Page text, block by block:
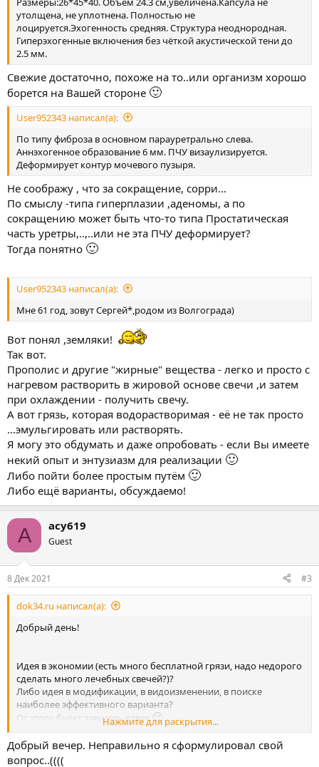
утолщена, не уплотнена. Полностью не
лоцируется.Эхогенность средняя. Структура неоднородная.
Гиперэхогенные включения без чёткой акустической тени до
2.5 мм.
Свежие достаточно, похоже на то..или организм хорошо
борется на Вашей стороне 🙂
User952343 написал(а):
По типу фиброза в основном парауретрально слева.
Аннэхогенное образование 6 мм. ПЧУ визаулизируется.
Деформирует контур мочевого пузыря.
Не соображу , что за сокращение, сорри...
По смыслу -типа гиперплазии ,аденомы, а по
сокращению может быть что-то типа Простатическая
часть уретры,..,..или не эта ПЧУ деформирует?
Тогда понятно 🙂
User952343 написал(а):
Мне 61 год, зовут Сергей*,родом из Волгограда)
Вот понял ,земляки!
Так вот.
Прополис и другие "жирные" вещества - легко и просто с
нагревом растворить в жировой основе свечи ,и затем
при охлаждении - получить свечу.
А вот грязь, которая водорастворимая - её не так просто
...эмульгировать или растворять.
Я могу это обдумать и даже опробовать - если Вы имеете
некий опыт и энтузиазм для реализации 🙂
Либо пойти более простым путём 🙂
Либо ещё варианты, обсуждаемо!
А асу619
Guest
8 Дек 2021 #3
dok34.ru написал(а):
Добрый день!
Идея в экономии (есть много бесплатной грязи, надо недорого
сделать много лечебных свечей?)?
Либо идея в модификации, в видоизменении, в поиске
наиболее эффективного варианта?
От этого будет зависеть ответ🙂
Дело в том, что я такие свечи ,из грязи - никогда сам не делал
🙂
Но будучи немного химиком
Нажмите для раскрытия...
Добрый вечер. Неправильно я сформулировал свой
вопрос..((((